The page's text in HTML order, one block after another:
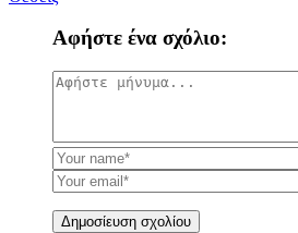
Αφήστε ένα σχόλιο:
Δημοσίευση σχολίου